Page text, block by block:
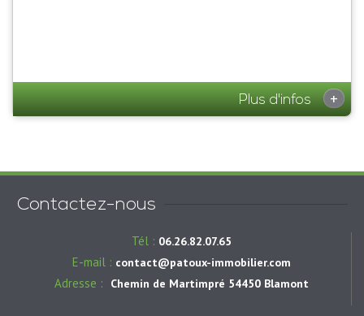
Plus d'infos +
Contactez-nous
Tél : 06.26.82.07.65
E-mail : contact@patoux-immobilier.com
Adresse : Chemin de Martimpré 54450 Blamont